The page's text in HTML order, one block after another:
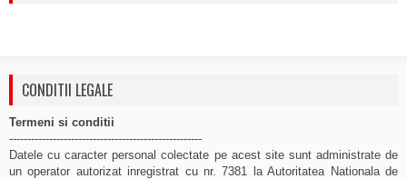
CONDITII LEGALE
Termeni si conditii
-----------------------------------------------------
Datele cu caracter personal colectate pe acest site sunt administrate de
un operator autorizat inregistrat cu nr. 7381 la Autoritatea Nationala de